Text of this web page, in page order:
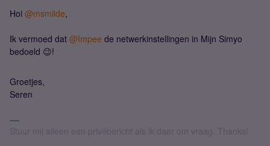
Hoi @msmilde,
Ik vermoed dat @Impee de netwerkinstellingen in Mijn Simyo
bedoeld 😉!
Groetjes,
Seren​​​​​​​
Stuur mij alleen een privébericht als ik daar om vraag. Thanks!